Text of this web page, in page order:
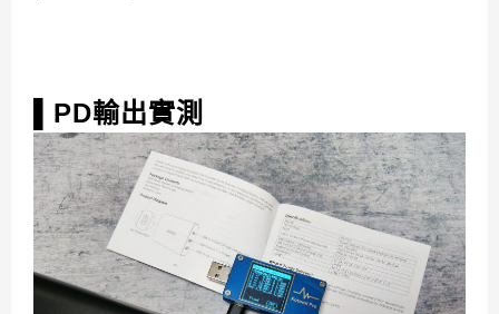
PD輸出實測